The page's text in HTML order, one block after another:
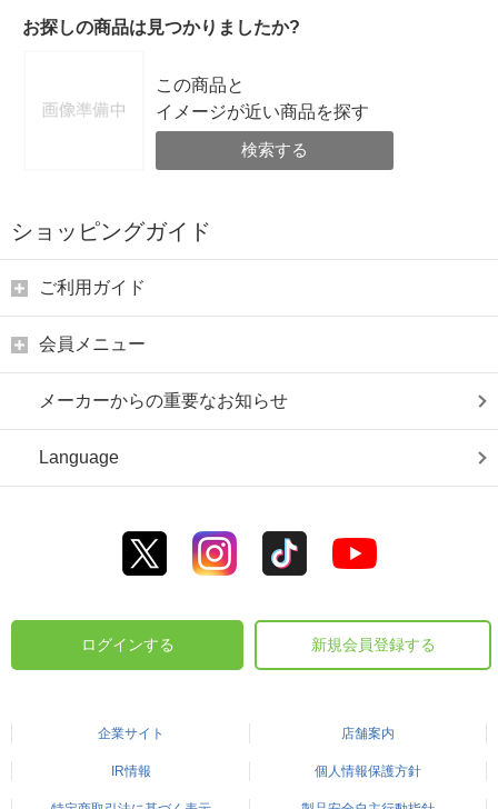
お探しの商品は見つかりましたか?
この商品と
イメージが近い商品を探す
検索する
ショッピングガイド
ご利用ガイド
会員メニュー
メーカーからの重要なお知らせ
Language
ログインする 新規会員登録する
企業サイト 店舗案内
IR情報 個人情報保護方針